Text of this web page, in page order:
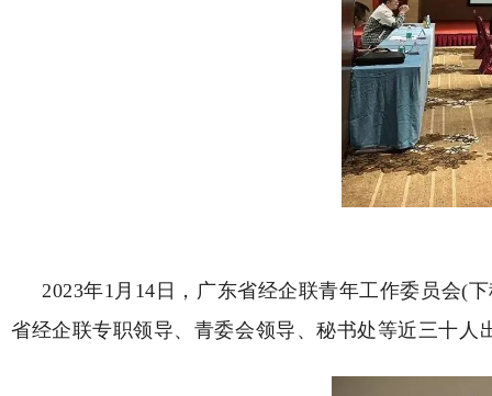
2023年1月14日，广东省经企联青年工作委员会(
省经企联专职领导、青委会领导、秘书处等近三十人